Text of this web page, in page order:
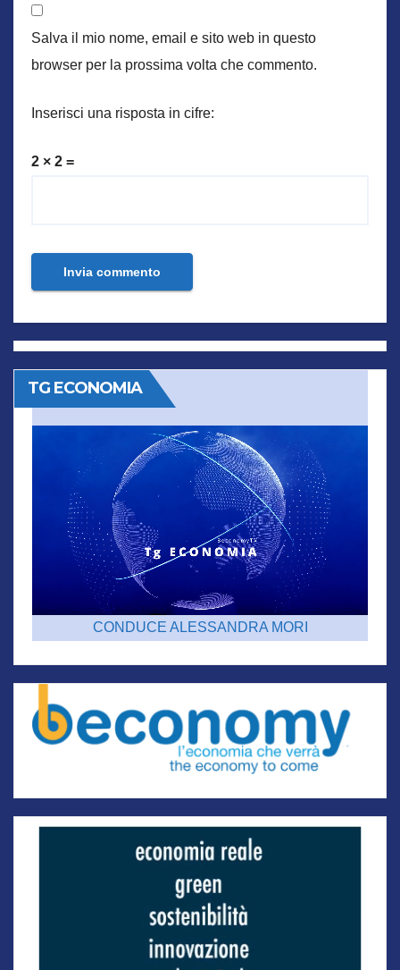
Salva il mio nome, email e sito web in questo
browser per la prossima volta che commento.
Inserisci una risposta in cifre:
2 × 2 =
TG ECONOMIA
CONDUCE ALESSANDRA MORI